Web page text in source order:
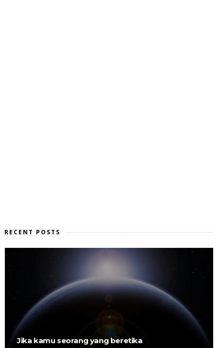
RECENT POSTS
Jika kamu seorang yang beretika